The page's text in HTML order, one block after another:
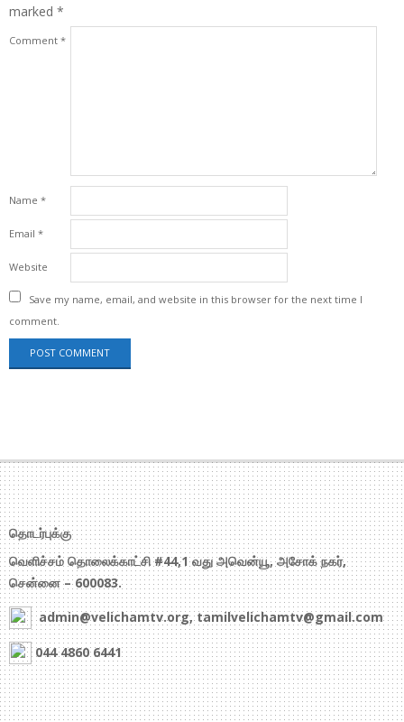
marked *
Comment *
Name *
Email *
Website
Save my name, email, and website in this browser for the next time I
comment.
தொடர்புக்கு
வெளிச்சம் தொலைக்காட்சி #44,1 வது அவென்யூ, அசோக் நகர்,
சென்னை – 600083.
admin@velichamtv.org, tamilvelichamtv@gmail.com
044 4860 6441